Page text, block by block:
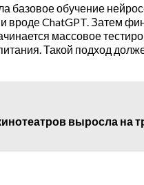
обучение
вроде ChatGPT. Затем
массовое
Такой подход
выросла на